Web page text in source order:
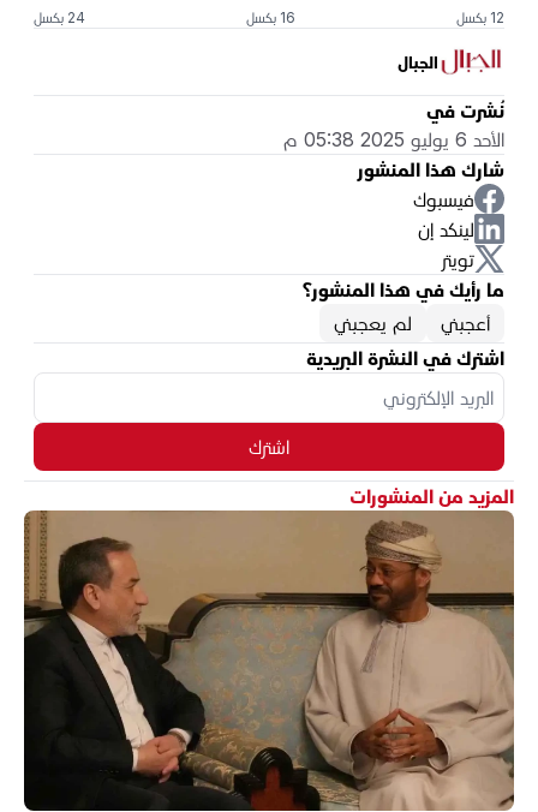
12 بكسل 16 بكسل 24 بكسل
الجبال
نُشرت في
الأحد 6 يوليو 2025 05:38 م
شارك هذا المنشور
فيسبوك
لينكد إن
تويتر
ما رأيك في هذا المنشور؟
أعجبني
لم يعجبني
اشترك في النشرة البريدية
اشترك
المزيد من المنشورات